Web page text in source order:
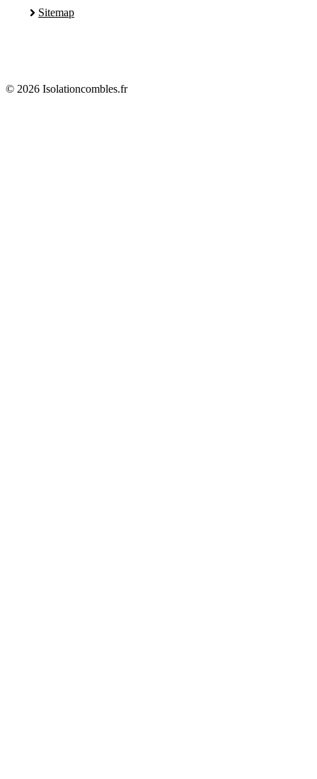
Sitemap
© 2026 Isolationcombles.fr